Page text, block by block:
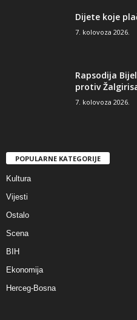
Dijete koje
7. kolovoza 2026.
Rapsodija
protiv
7. kolovoza 2026.
POPULARNE KATEGORIJE
Kultura
Vijesti
Ostalo
Scena
BIH
Ekonomija
Herceg-Bosna